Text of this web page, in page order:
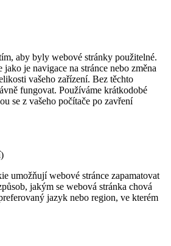
aby byly webové stránky použitelné.
je navigace na stránce nebo změna
vašeho zařízení. Bez těchto
fungovat. Používáme krátkodobé
se z vašeho počítače po zavření
umožňují webové stránce zapamatovat
jakým se webová stránka chová
jazyk nebo region, ve kterém